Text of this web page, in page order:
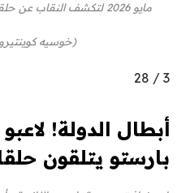
مايو 2026 لتكشف النقاب عن حلقات بطولة ولاية CIF المرتقبة.
(خوسيه
3
/
28
أبطال الدولة!
بارستو يتلقون